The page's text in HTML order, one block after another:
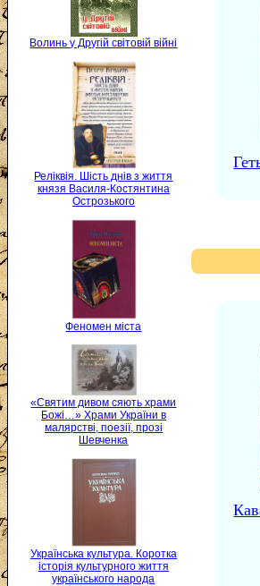
Волинь у Другій світовій війні
Реліквія. Шість днів з життя
князя Василя-Костянтина
Острозького
Феномен міста
«Святим дивом сяють храми
Божі…» Храми України в
малярстві, поезії, прозі
Шевченка
Українська культура. Коротка
історія культурного життя
українського народа